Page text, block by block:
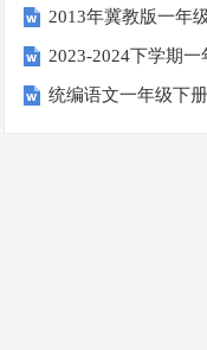
2013年冀教版一年
2023-2024下学期一
统编语文一年级下